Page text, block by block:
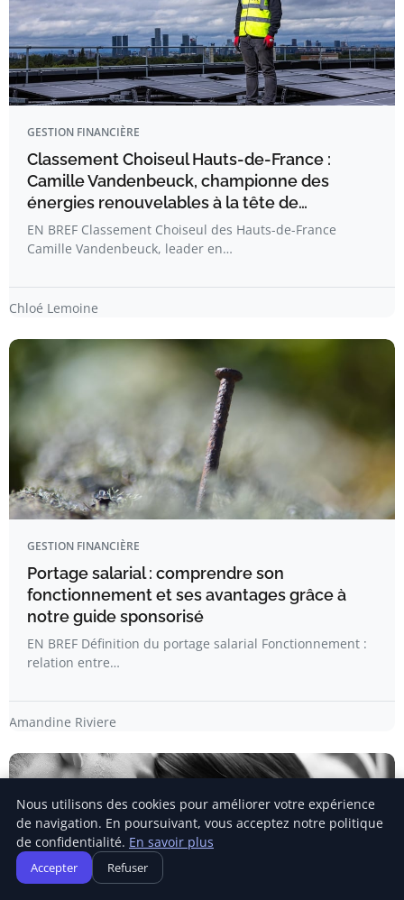
GESTION FINANCIÈRE
Classement Choiseul Hauts-de-France :
Camille Vandenbeuck, championne des
énergies renouvelables à la tête de…
EN BREF Classement Choiseul des Hauts-de-France
Camille Vandenbeuck, leader en…
Chloé Lemoine
GESTION FINANCIÈRE
Portage salarial : comprendre son
fonctionnement et ses avantages grâce à
notre guide sponsorisé
EN BREF Définition du portage salarial Fonctionnement :
relation entre…
Amandine Riviere
Nous utilisons des cookies pour améliorer votre expérience
de navigation. En poursuivant, vous acceptez notre politique
de confidentialité. En savoir plus
Accepter Refuser